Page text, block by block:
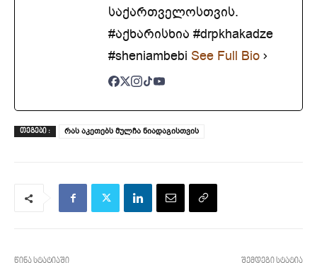
საქართველოსთვის.
#აქხარისხია #drpkhakadze
#sheniambebi See Full Bio
ᲗᲔᲒᲔᲑᲘ : რას აკეთებს მულჩა ნიადაგისთვის